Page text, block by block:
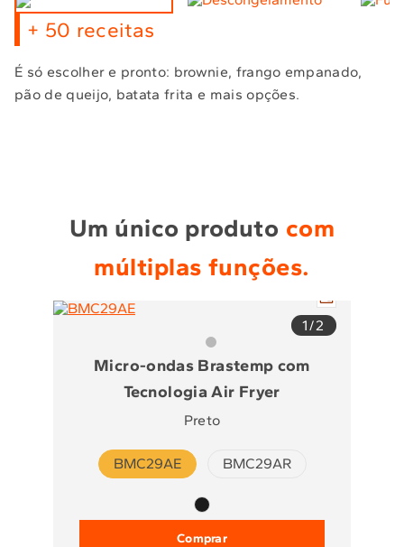
+ 50 receitas
É só escolher e pronto: brownie, frango empanado,
pão de queijo, batata frita e mais opções.
Um único produto com
múltiplas funções.
1/2
Micro-ondas Brastemp com
Tecnologia Air Fryer
Preto
BMC29AE BMC29AR
Comprar